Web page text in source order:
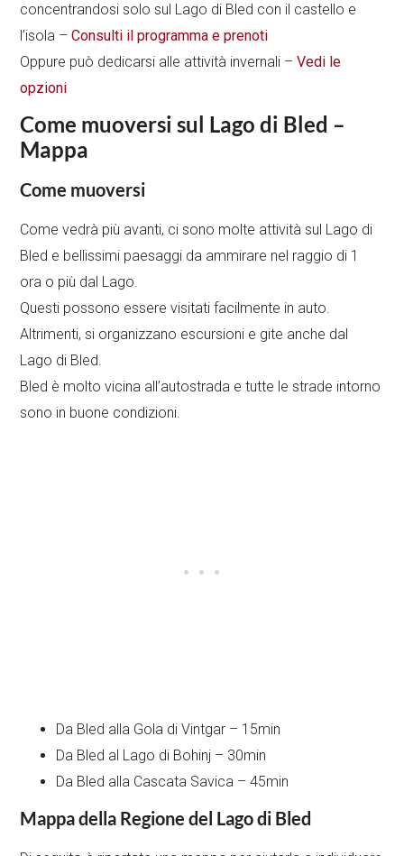
concentrandosi solo sul Lago di Bled con il castello e
l’isola –Consulti il programma e prenoti
Oppure può dedicarsi alle attività invernali –Vedi le
opzioni
Come muoversi sul Lago di Bled –
Mappa
Come muoversi
Come vedrà più avanti, ci sono molte attività sul Lago di
Bled e bellissimi paesaggi da ammirare nel raggio di 1
ora o più dal Lago.
Questi possono essere visitati facilmente in auto.
Altrimenti, si organizzano escursioni e gite anche dal
Lago di Bled.
Bled è molto vicina all’autostrada e tutte le strade intorno
sono in buone condizioni.
Da Bled alla Gola di Vintgar – 15min
Da Bled al Lago di Bohinj – 30min
Da Bled alla Cascata Savica – 45min
Mappa della Regione del Lago di Bled